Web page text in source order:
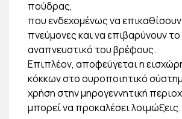
πούδρας,
που ενδεχομένως να
πνεύμονες και να επιβαρύνουν το
αναπνευστικό του βρέφους.
Επιπλέον, αποφεύγεται η
κόκκων στο ουροποιητικό
χρήση στην μηρογεννητική
μπορεί να προκαλέσει λοιμώξεις.